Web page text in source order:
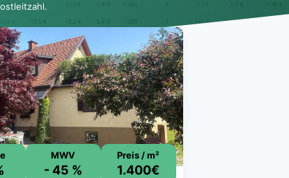
MWV
- 45 %
Preis / m²
1.400€